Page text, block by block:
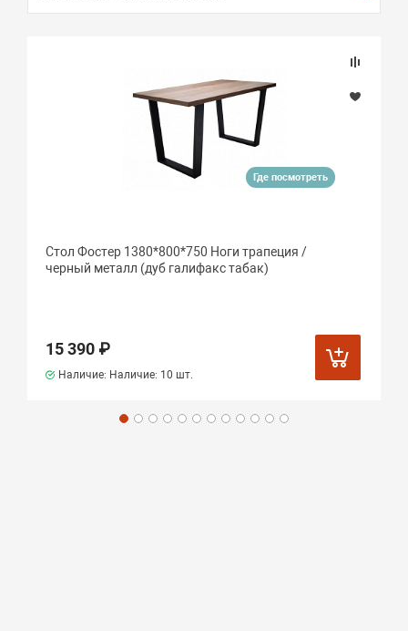
Где посмотреть
Стол Фостер 1380*800*750 Ноги трапеция /
черный металл (дуб галифакс табак)
15 390 ₽
Наличие: Наличие: 10 шт.